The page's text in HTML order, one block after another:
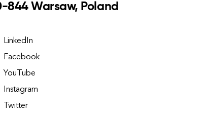
844 Warsaw, Poland
LinkedIn
Facebook
YouTube
Instagram
Twitter